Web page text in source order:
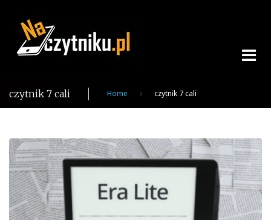
content
czytnik 7 cali Home czytnik 7 cali
Tag:
czytnik
7
cali